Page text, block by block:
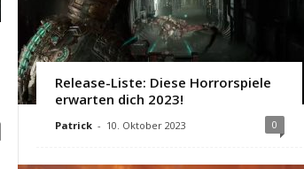
Release-Liste: Diese Horrorspiele
erwarten dich 2023!
Patrick - 10. Oktober 2023 0